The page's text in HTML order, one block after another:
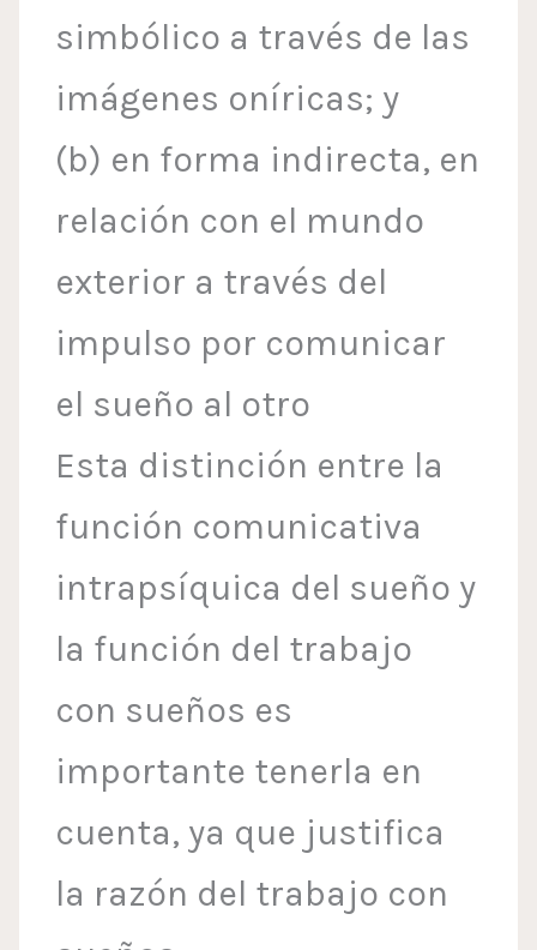
simbólico a través de las
imágenes oníricas; y
(b) en forma indirecta, en
relación con el mundo
exterior a través del
impulso por comunicar
el sueño al otro
Esta distinción entre la
función comunicativa
intrapsíquica del sueño y
la función del trabajo
con sueños es
importante tenerla en
cuenta, ya que justifica
la razón del trabajo con